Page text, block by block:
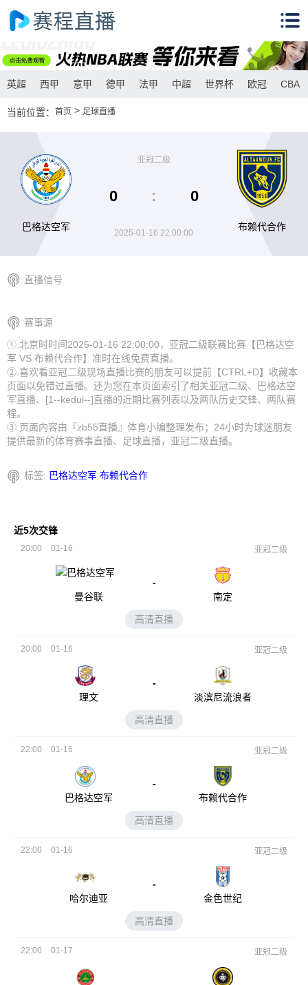
英超 西甲 意甲 德甲 法甲 中超 世界杯 欧冠 CBA
当前位置： 首页 > 足球直播
巴格达空军
亚冠二级
0 : 0
2025-01-16 22:00:00
布赖代合作
直播信号
赛事源
①.北京时时间2025-01-16 22:00:00，亚冠二级联赛比赛【巴格达空
军 VS 布赖代合作】准时在线免费直播。
②.喜欢看亚冠二级现场直播比赛的朋友可以提前【CTRL+D】收藏本
页面以免错过直播。还为您在本页面索引了相关亚冠二级、巴格达空
军直播、[1--kedui--]直播的近期比赛列表以及两队历史交锋、两队赛
程。
③.页面内容由『zb55直播』体育小编整理发布；24小时为球迷朋友
提供最新的体育赛事直播、足球直播，亚冠二级直播。
标签: 巴格达空军 布赖代合作
近5次交锋
20:00 01-16 亚冠二级
曼谷联
-
南定
高清直播
20:00 01-16 亚冠二级
理文
-
淡滨尼流浪者
高清直播
22:00 01-16 亚冠二级
巴格达空军
-
布赖代合作
高清直播
22:00 01-16 亚冠二级
哈尔迪亚
-
金色世纪
高清直播
22:00 01-17 亚冠二级